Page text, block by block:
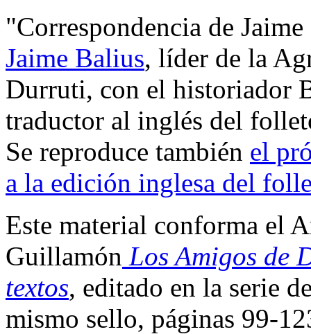
"Correspondencia de
Jaime Balius, líder de la
Durruti, con el historiador
traductor al inglés del
Se reproduce también el
a la edición inglesa del
Este material conforma el
Guillamón Los Amigos de
textos, editado en la serie
mismo sello, páginas 99-